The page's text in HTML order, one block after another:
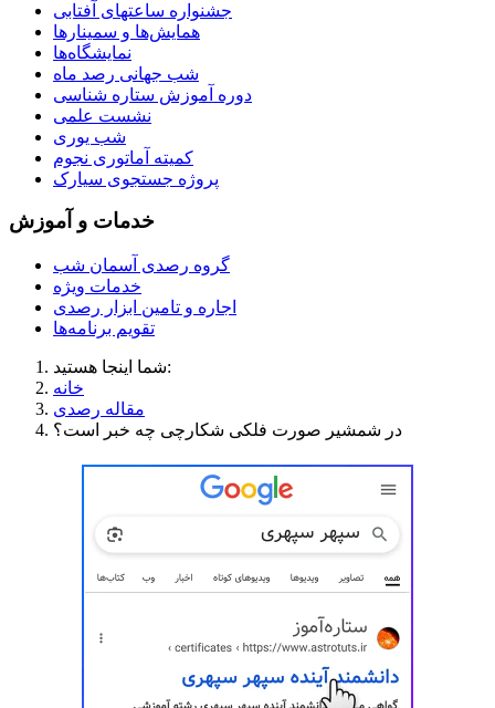
جشنواره ساعتهای آفتابی
همایش‌ها و سمینارها
نمایشگاه‌ها
شب جهانی رصد ماه
دوره آموزش ستاره شناسی
نشست علمی
شب یوری
کمیته آماتوری نجوم
پروژه جستجوی سیارک
خدمات و آموزش
گروه رصدی آسمان شب
خدمات ویژه
اجاره و تامین ابزار رصدی
تقویم برنامه‌ها
شما اینجا هستید:
خانه
مقاله رصدی
در شمشیر صورت فلکی شکارچی چه خبر است؟